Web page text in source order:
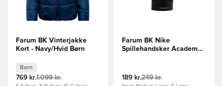
Farum BK Vinterjakke
Kort - Navy/Hvid Børn
Børn
769 kr.1.099 kr.
Farum BK Nike
Spillehandsker Academy
189 kr.249 kr.